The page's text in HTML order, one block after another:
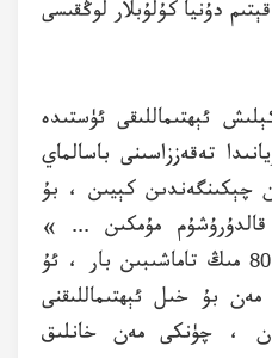
دۇنيا كۇلۇبلار لوڭقىسى
ئېھتىماللىقى ئۈستىدە
تەقەززاسىنى باسالماي
كېيىن ، بۇ
قالدۇرۇشۇم مۇمكىن ... »
تەسەۋۋۇر قىلىپ بېقىڭ ، 80 مىڭ تاماشىبىن بار ، ئۇ
بۇ خىل ئېھتىماللىقنى
، چۈنكى مەن خانلىق